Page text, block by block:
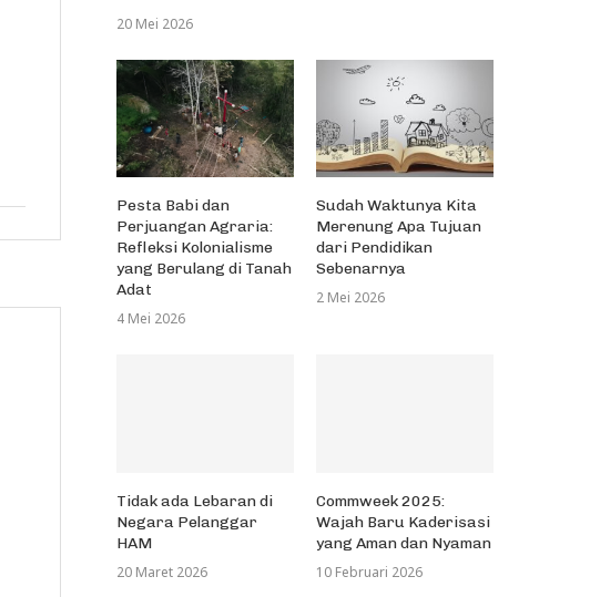
20 Mei 2026
Pesta Babi dan
Perjuangan Agraria:
Refleksi Kolonialisme
yang Berulang di Tanah
Adat
4 Mei 2026
Sudah Waktunya Kita
Merenung Apa Tujuan
dari Pendidikan
Sebenarnya
2 Mei 2026
Tidak ada Lebaran di
Negara Pelanggar
HAM
20 Maret 2026
Commweek 2025:
Wajah Baru Kaderisasi
yang Aman dan Nyaman
10 Februari 2026